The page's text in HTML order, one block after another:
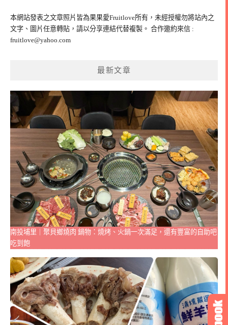
字:
本網站發表之文章照片皆為果果愛Fruitlove所有，未經授權勿將站內之
文字、圖片任意轉貼，請以分享連結代替複製。 合作邀約來信 :
fruitlove@yahoo.com
最新文章
南投埔里｜聚貝鄉燒肉 鍋物：燒烤、火鍋一次滿足，還有豐富的自助吧
吃到飽